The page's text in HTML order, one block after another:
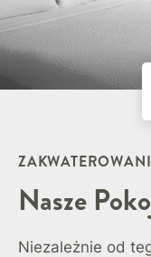
Nasze
Niezależnie od